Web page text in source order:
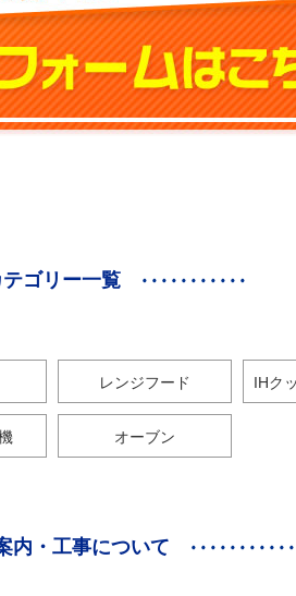
テゴリー一覧
レンジフード IHク
オーブン
内・工事について